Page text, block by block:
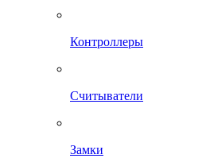
Контроллеры
Считыватели
Замки